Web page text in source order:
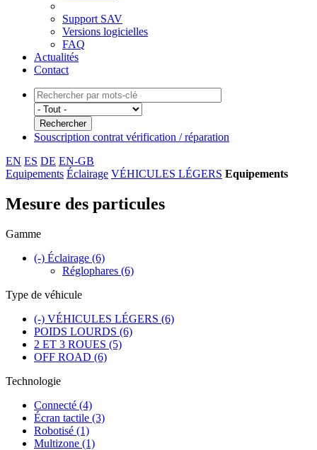
Support SAV
Versions logicielles
FAQ
Actualités
Contact
Souscription contrat vérification / réparation
EN ES DE EN-GB
Equipements Éclairage VÉHICULES LÉGERS Equipements
Mesure des particules
Gamme
(-) Éclairage (6)
Réglophares (6)
Type de véhicule
(-) VÉHICULES LÉGERS (6)
POIDS LOURDS (6)
2 ET 3 ROUES (5)
OFF ROAD (6)
Technologie
Connecté (4)
Écran tactile (3)
Robotisé (1)
Multizone (1)